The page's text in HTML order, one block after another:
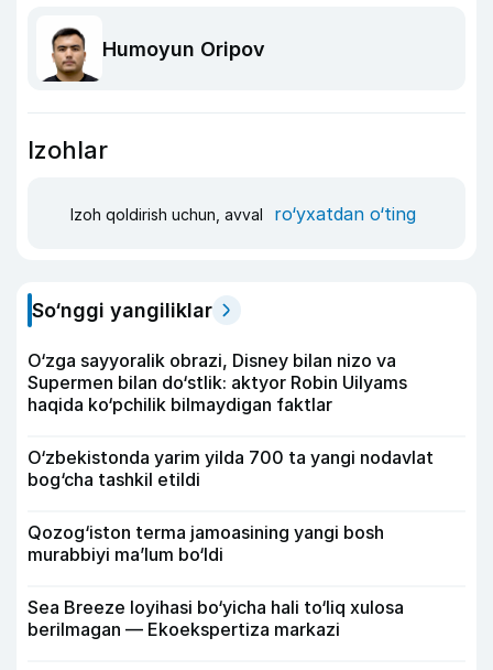
Humoyun Oripov
Izohlar
Izoh qoldirish uchun, avval ro‘yxatdan o‘ting
So‘nggi yangiliklar
O‘zga sayyoralik obrazi, Disney bilan nizo va
Supermen bilan do‘stlik: aktyor Robin Uilyams
haqida ko‘pchilik bilmaydigan faktlar
O‘zbekistonda yarim yilda 700 ta yangi nodavlat
bog‘cha tashkil etildi
Qozog‘iston terma jamoasining yangi bosh
murabbiyi ma’lum bo‘ldi
Sea Breeze loyihasi bo‘yicha hali to‘liq xulosa
berilmagan — Ekoekspertiza markazi